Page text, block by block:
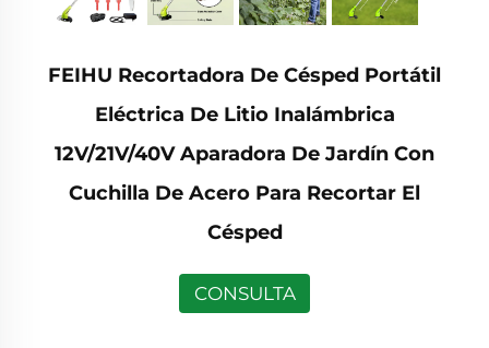
FEIHU Recortadora De Césped Portátil
Eléctrica De Litio Inalámbrica
12V/21V/40V Aparadora De Jardín Con
Cuchilla De Acero Para Recortar El
Césped
CONSULTA